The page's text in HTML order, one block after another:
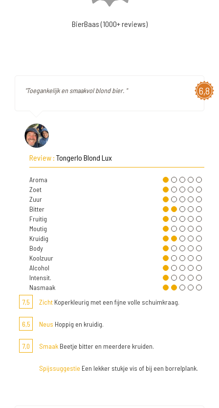
BierBaas (1000+ reviews)
6,8
"Toegankelijk en smaakvol blond bier. "
Review : Tongerlo Blond Lux
Aroma
Zoet
Zuur
Bitter
Fruitig
Moutig
Kruidig
Body
Koolzuur
Alcohol
Intensit.
Nasmaak
7,5
Zicht Koperkleurig met een fijne volle schuimkraag.
6,5 Neus Hoppig en kruidig.
7,0 Smaak Beetje bitter en meerdere kruiden.
Spijssuggestie Een lekker stukje vis of bij een borrelplank.